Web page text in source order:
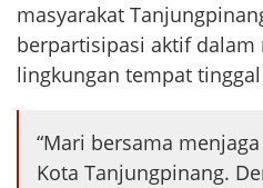
masyarakat
berpartisipasi aktif dalam
lingkungan tempat
“Mari bersama
Kota Tanjungpinang.